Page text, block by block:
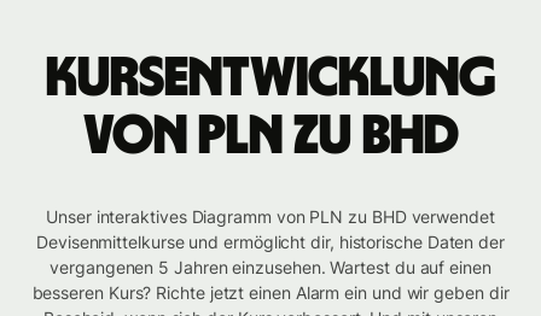
Kursentwicklung
von PLN zu BHD
Unser interaktives Diagramm von PLN zu BHD verwendet
Devisenmittelkurse und ermöglicht dir, historische Daten der
vergangenen 5 Jahren einzusehen. Wartest du auf einen
besseren Kurs? Richte jetzt einen Alarm ein und wir geben dir